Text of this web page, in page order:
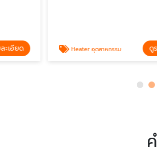
Heater อุตสาหกรรม ดูรายละเ